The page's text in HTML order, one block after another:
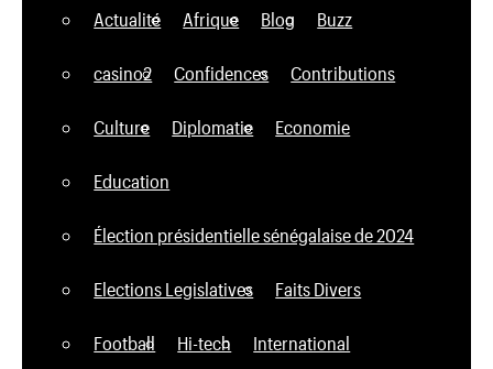
Actualité Afrique Blog Buzz
casino2 Confidences Contributions
Culture Diplomatie Economie
Education
Élection présidentielle sénégalaise de 2024
Elections Legislatives Faits Divers
Football Hi-tech International